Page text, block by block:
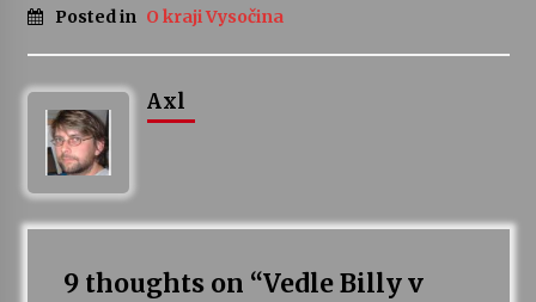
30. 6. 2026
Posted in O kraji Vysočina
Axl
9 thoughts on “Vedle Billy v